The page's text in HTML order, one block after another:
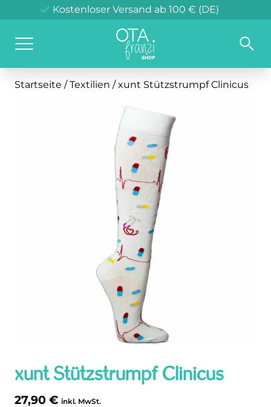
Liebevolle Verpackung
Klimaneutraler Versand in DE
Versand innerhalb 48 h*
Kostenloser Versand ab 100 € (DE)
Helfer Stützstrümpfe
Startseite /Textilien / xunt Stützstrumpf
xunt Stützstrumpf Clinicus